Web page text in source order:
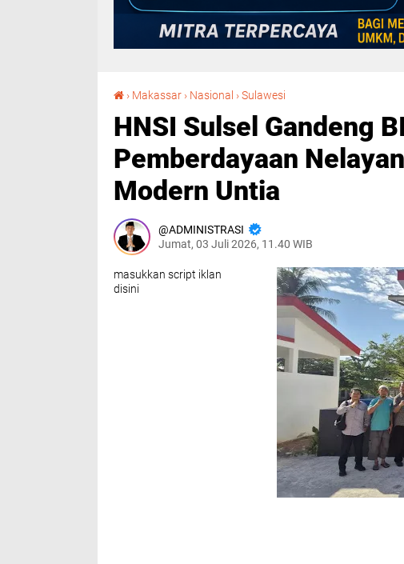
› Makassar › Nasional ›Sulawesi
HNSI Sulsel Gandeng
Pemberdayaan
Modern Untia
ADMINISTRASI
Jumat, 03 Juli 2026, 11.40 WIB
masukkan script iklan
disini